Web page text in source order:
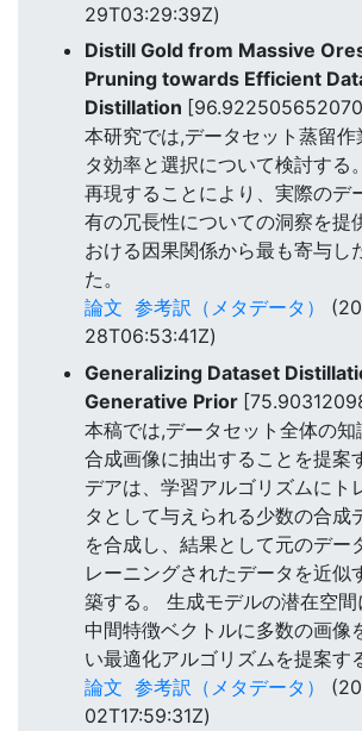
29T03:29:39Z)
Distill Gold from Massive
Pruning towards Efficient
Distillation
本研究では,データセット蒸留
タ効率と選択について検討する
再現することにより、実際のデ
有の冗長性についての洞察を提
おける因果関係から最も寄与し
た。
論文 参考訳（メタデータ）
28T06:53:41Z)
Generalizing Dataset
Generative Prior
本稿では,データセット全体の
合成画像に抽出することを提案
デアは、学習アルゴリズムにト
タとして与えられる少数の合成
を合成し、結果として元のデー
レーニングされたデータを近似
築する。 生成モデルの潜在空
中間特徴ベクトルに多数の画像
い最適化アルゴリズムを提案す
論文 参考訳（メタデータ）
02T17:59:31Z)